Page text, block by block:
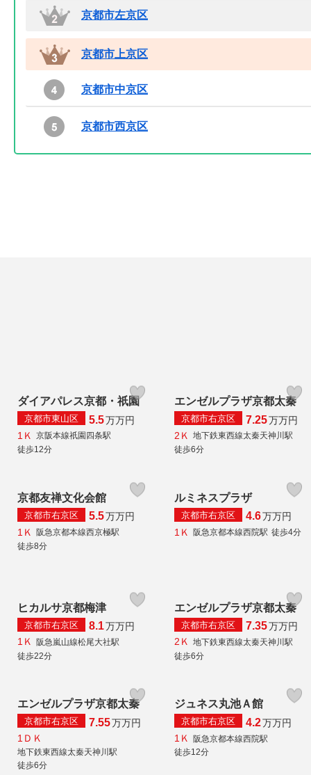
京都市左京区
京都市上京区
京都市中京区
京都市西京区
ダイアパレス京都・祇園
京都市東山区 5.5万万円
1Ｋ
京阪本線祇園四条駅
徒歩12分
エンゼルプラザ京都太秦
京都市右京区 7.25万万円
2Ｋ
地下鉄東西線太秦天神川駅
徒歩6分
京都友禅文化会館
京都市右京区 5.5万万円
1Ｋ
阪急京都本線西京極駅
徒歩8分
ルミネスプラザ
京都市右京区 4.6万万円
1Ｋ
阪急京都本線西院駅 徒歩4分
ヒカルサ京都梅津
京都市右京区 8.1万万円
1Ｋ 阪急嵐山線松尾大社駅
徒歩22分
エンゼルプラザ京都太秦
京都市右京区 7.35万万円
2Ｋ 地下鉄東西線太秦天神川駅
徒歩6分
エンゼルプラザ京都太秦
京都市右京区 7.55万万円
1ＤＫ
地下鉄東西線太秦天神川駅
徒歩6分
ジュネス丸池Ａ館
京都市右京区 4.2万万円
1Ｋ
阪急京都本線西院駅
徒歩12分